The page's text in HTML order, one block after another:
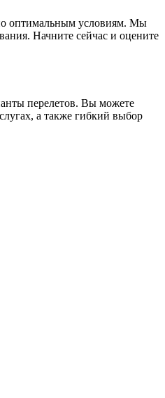
оптимальным условиям. Мы
Начните сейчас и оцените
перелетов. Вы можете
а также гибкий выбор